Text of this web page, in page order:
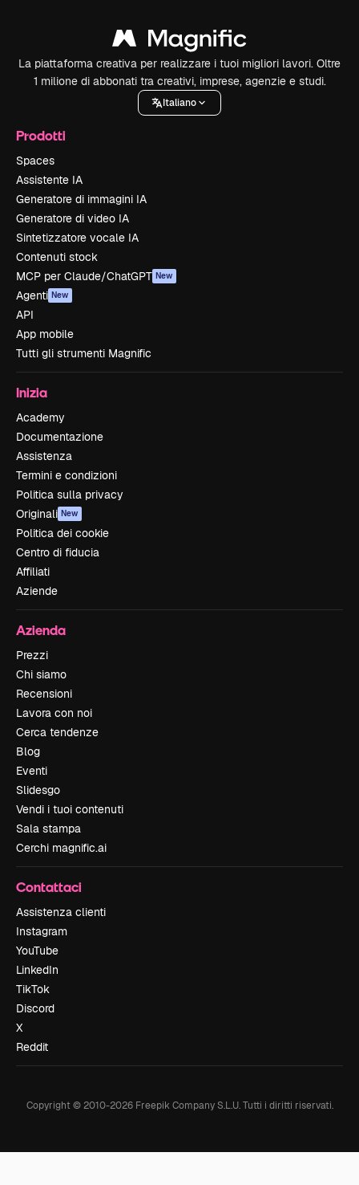
La piattaforma creativa per realizzare i tuoi migliori lavori. Oltre
1 milione di abbonati tra creativi, imprese, agenzie e studi.
Italiano
Prodotti
Spaces
Assistente IA
Generatore di immagini IA
Generatore di video IA
Sintetizzatore vocale IA
Contenuti stock
MCP per Claude/ChatGPT New
Agenti New
API
App mobile
Tutti gli strumenti Magnific
Inizia
Academy
Documentazione
Assistenza
Termini e condizioni
Politica sulla privacy
Originali New
Politica dei cookie
Centro di fiducia
Affiliati
Aziende
Azienda
Prezzi
Chi siamo
Recensioni
Lavora con noi
Cerca tendenze
Blog
Eventi
Slidesgo
Vendi i tuoi contenuti
Sala stampa
Cerchi magnific.ai
Contattaci
Assistenza clienti
Instagram
YouTube
LinkedIn
TikTok
Discord
X
Reddit
Copyright © 2010-2026Freepik Company S.L.U. Tutti i diritti riservati.